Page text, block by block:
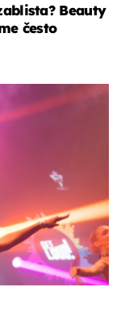
Beauty
često